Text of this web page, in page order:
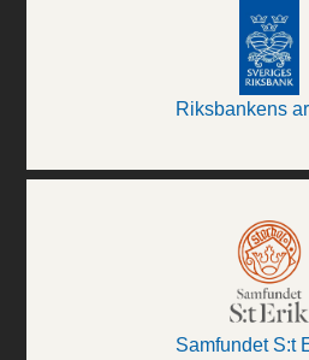
Riksbankens
Samfundet S:t